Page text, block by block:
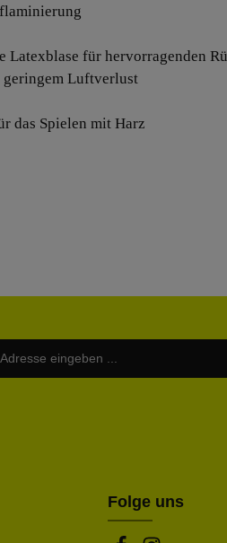
Latexblase für hervorragenden
Luftverlust
das Spielen mit Harz
Folge uns